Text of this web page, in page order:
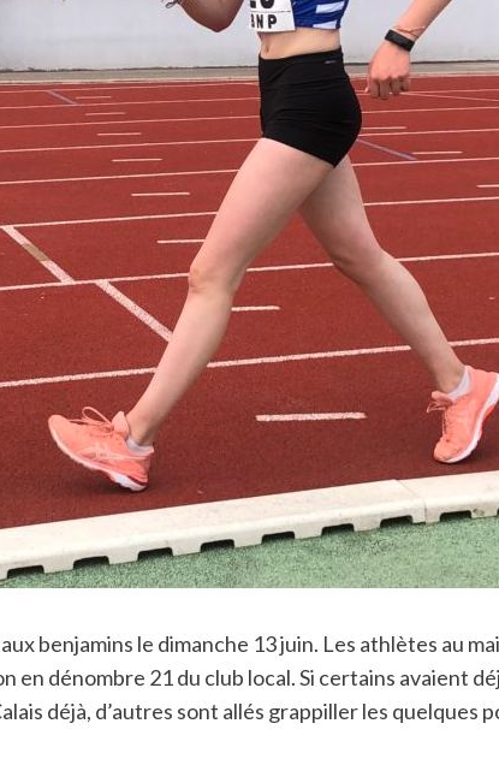
benjamins le dimanche 13 juin. Les athlètes au
en dénombre 21 du club local. Si certains avaient
déjà, d’autres sont allés grappiller les quelques